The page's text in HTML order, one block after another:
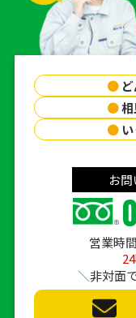
●
●
●
お
営業時
非対面